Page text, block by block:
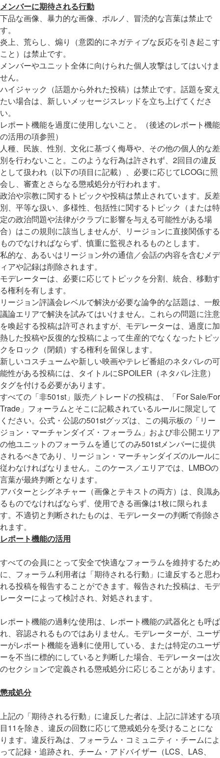
メンバーに期待される行動
下品な画像、暴力的な画像、ポルノ、冒涜的な言葉は禁止で
す。
炎上、荒らし、煽り（意図的にネガティブな反応を引き起こす
こと）は禁止です。
メンバーやユニット全体に向けられた個人攻撃はしてはいけま
せん。
ハイジャック（話題から外れた投稿）は禁止です。話題を変え
たい場合は、新しいメッセージスレッドを立ち上げてくださ
い。
レポート機能を過度に使用しないこと。（後述のレポート機能
の活用の項参照）
人種、民族、性別、文化に基づく侮辱や、その他の個人的な差
別を行わないこと。このような行為は許されず、2回目の違反
として扱われ（以下の項目に記載）、必要に応じてLCOGに照
会し、審査とさらなる懲戒処分が行われます。
政治や宗教に関するトピックや投稿は禁止されています。反差
別、平等な扱い、多様性、包括性に関するトピック（または特
定の政治問題や法律がクラブに影響を与える可能性がある場
合）はこの規則に該当しませんが、リージョンに直接関係する
ものでなければならず、慎重に監視されるものとします。
私的な、あるいはリージョン外の通信／会話の内容を含むメデ
ィアや記録は削除されます。
モデレーターは、必要に応じてトピックを分割、統合、移動す
る権利を有します。
リージョン評議会レベルで解決が必要な論争的な話題は、一般
議論エリアで解決を試みてはいけません。これらの問題に注意
を喚起する投稿は許可されますが、モデレーターは、過度に加
熱した投稿や反復的な投稿によって生産的でなくなったトピッ
クをロック（閉鎖）する権利を留保します。
新しいコスチュームや新しい映画やテレビ番組のネタバレの可
能性がある投稿には、タイトルにSPOILER（ネタバレ注意）
タグを付ける必要があります。
すべての「非501st」販売／トレードの投稿は、「For Sale/For
Trade」フォーラムとそこに記載されているルールに限定して
ください。公式・公認の501stグッズは、この掲示板の「リー
ジョン・マーチャンダイズ・フォーラム」および非公開エリア
の他ユニットのフォーラムを通じてのみ501stメンバーに提供
されるべきであり、リージョン・マーチャンダイズのルールに
従わなければなりません。このケース／エリアでは、LMBOの
言葉が最終判断となります。
アバターとシグネチャー（画像とテキストの両方）は、良識あ
るものでなければならず、使用できる画像は1枚に限られま
す。不適切と判断されたものは、モデレーターの判断で削除さ
れます。
レポート機能の活用
すべての会員にとって安全で快適なフォーラムを維持するため
に、フォーラム利用者は「期待される行動」に違反すると思わ
れる投稿を報告することができます。報告された投稿は、モデ
レーターによって検討され、対処されます。
レポート機能の過剰な使用は、レポート機能の武器化とも呼ば
れ、容認されるものではありません。モデレーターが、ユーザ
ーがレポート機能を過剰に使用している、または特定のユーザ
ーを不当に標的にしていると判断した場合、モデレーターは次
のセクションで定義される懲戒処分に応じることがあります。
懲戒処分
上記の「期待される行動」に違反した者は、上記に詳述する項
目11を除き、違反の回数に応じて懲戒処分を受けることにな
ります。違反行為は、フォーラム・コミュニティ・チームによ
って記録・追跡され、チーム・アドバイザー（LCS、LAS、